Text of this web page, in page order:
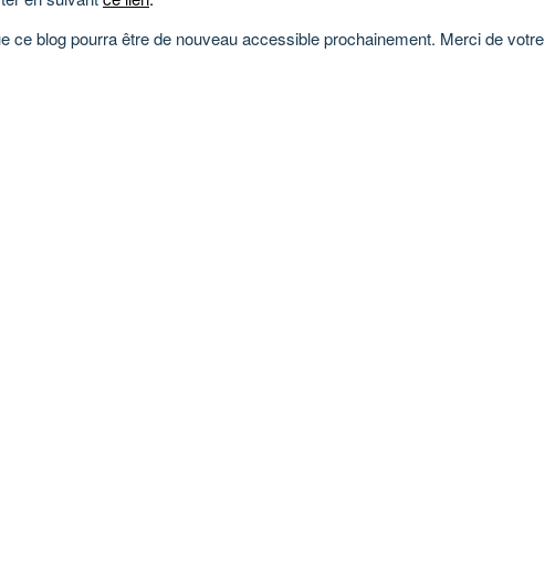
ce blog pourra être de nouveau accessible prochainement. Merci de votre